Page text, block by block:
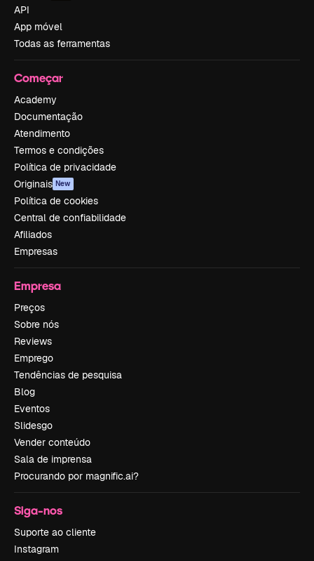
API
App móvel
Todas as ferramentas
Começar
Academy
Documentação
Atendimento
Termos e condições
Política de privacidade
Originais New
Política de cookies
Central de confiabilidade
Afiliados
Empresas
Empresa
Preços
Sobre nós
Reviews
Emprego
Tendências de pesquisa
Blog
Eventos
Slidesgo
Vender conteúdo
Sala de imprensa
Procurando por magnific.ai?
Siga-nos
Suporte ao cliente
Instagram